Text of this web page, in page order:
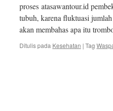
proses atasawantour.id
tubuh, karena fluktuasi
akan membahas apa itu
Ditulis pada Kesehatan | Tag